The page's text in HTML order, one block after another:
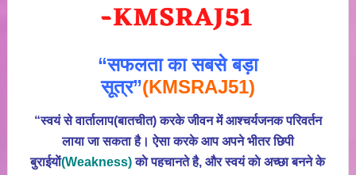
“सफलता का सबसे बड़ा
सूत्र”(KMSRAJ51)
“स्वयं से वार्तालाप(बातचीत) करके जीवन में आश्चर्यजनक परिवर्तन
लाया जा सकता है। ऐसा करके आप अपने भीतर छिपी
बुराईयाें(Weakness)काे पहचानते है, और स्वयं काे अच्छा बनने के